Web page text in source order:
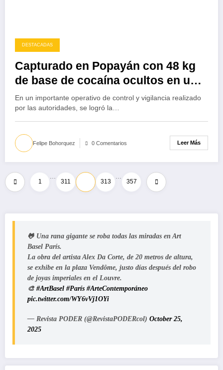
DESTACADAS
Capturado en Popayán con 48 kg
de base de cocaína ocultos en un
vehículo de transporte público
En un importante operativo de control y vigilancia realizado
por las autoridades, se logró la…
Felipe Bohorquez 0 Comentarios Leer Más
Paginación
de
entradas
1 311 313 357
🐸 Una rana gigante se roba todas las miradas en Art
Basel París.
La obra del artista Alex Da Corte, de 20 metros de altura,
se exhibe en la plaza Vendôme, justo días después del robo
de joyas imperiales en el Louvre.
🎨 #ArtBasel #París #ArteContemporáneo
pic.twitter.com/WY6vVj1OYi
— Revista PODER (@RevistaPODERcol) October 25,
2025